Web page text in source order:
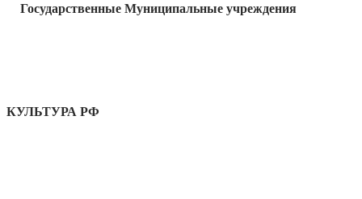
Государственные Муниципальные учреждения
КУЛЬТУРА РФ